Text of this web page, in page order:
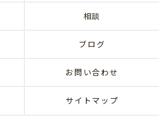
相談
ブログ
お問い合わせ
サイトマップ